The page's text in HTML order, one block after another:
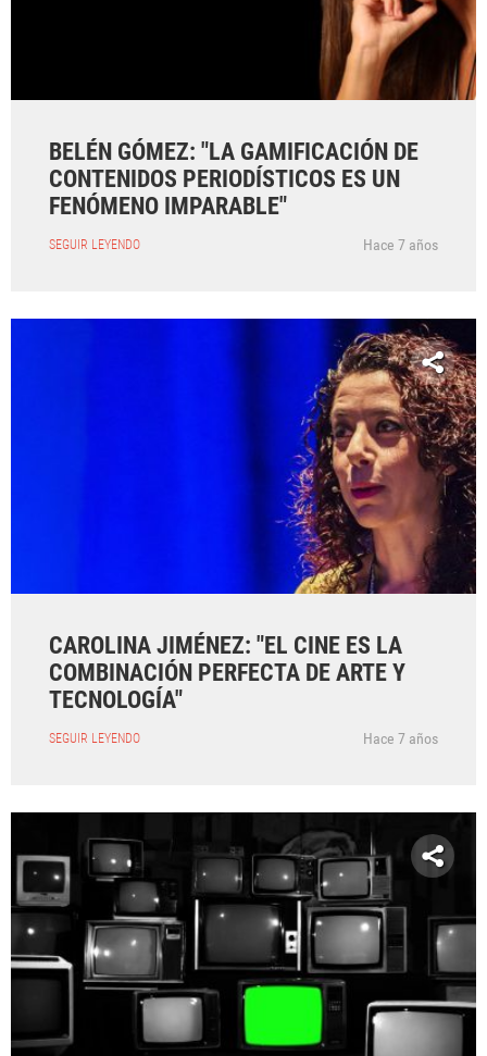
BELÉN GÓMEZ: "LA GAMIFICACIÓN DE
CONTENIDOS PERIODÍSTICOS ES UN
FENÓMENO IMPARABLE"
SEGUIR LEYENDO Hace 7 años
CAROLINA JIMÉNEZ: "EL CINE ES LA
COMBINACIÓN PERFECTA DE ARTE Y
TECNOLOGÍA"
SEGUIR LEYENDO Hace 7 años